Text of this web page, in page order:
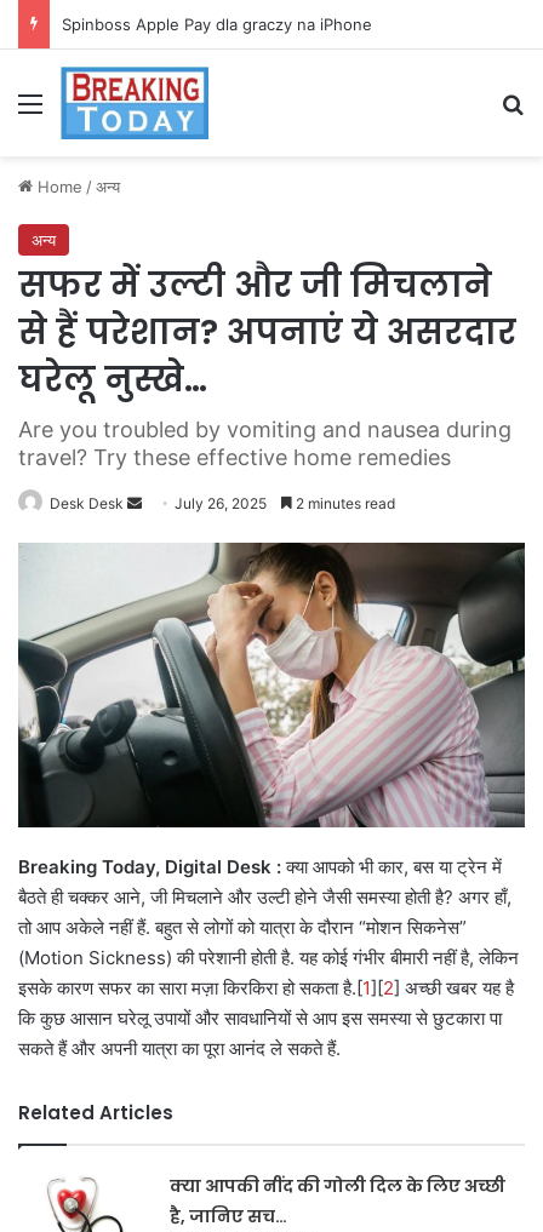
Spinboss Apple Pay dla graczy na iPhone
Menu
Home /अन्य
अन्य
सफर में उल्टी और जी मिचलाने
से हैं परेशान? अपनाएं ये असरदार
घरेलू नुस्खे…
Are you troubled by vomiting and nausea during
travel? Try these effective home remedies
Desk Desk
SendJuly 26, 2025 2 minutes read
Breaking Today, Digital Desk :क्या आपको भी कार, बस या ट्रेन में
बैठते ही चक्कर आने, जी मिचलाने और उल्टी होने जैसी समस्या होती है? अगर हाँ,
तो आप अकेले नहीं हैं. बहुत से लोगों को यात्रा के दौरान “मोशन सिकनेस”
(Motion Sickness) की परेशानी होती है. यह कोई गंभीर बीमारी नहीं है, लेकिन
इसके कारण सफर का सारा मज़ा किरकिरा हो सकता है.[1][2] अच्छी खबर यह है
कि कुछ आसान घरेलू उपायों और सावधानियों से आप इस समस्या से छुटकारा पा
सकते हैं और अपनी यात्रा का पूरा आनंद ले सकते हैं.
Related Articles
क्या आपकी नींद की गोली दिल के लिए अच्छी
है, जानिए सच…